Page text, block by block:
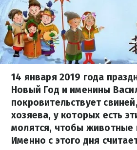
14 января 2019 года
Новый Год и именины
покровительствует
хозяева, у которых есть
молятся, чтобы животные
Именно с этого дня